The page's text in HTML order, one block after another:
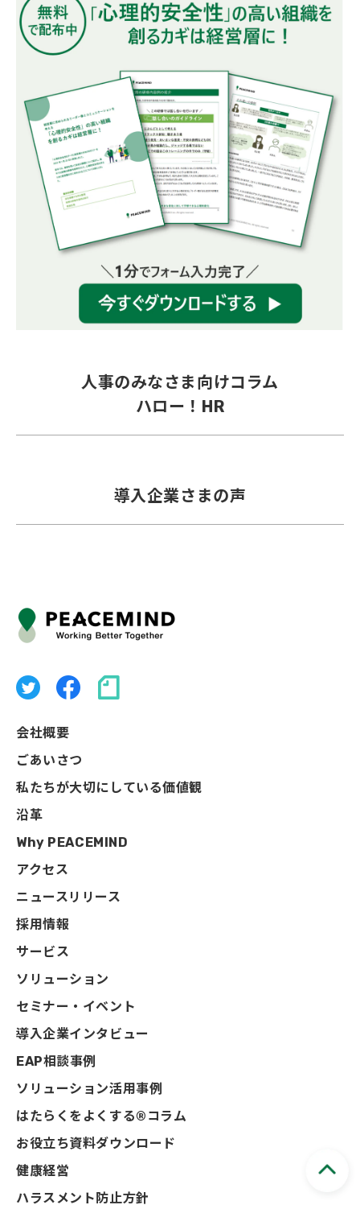
人事のみなさま向けコラム
ハロー！HR
導入企業さまの声
会社概要
ごあいさつ
私たちが大切にしている価値観
沿革
Why PEACEMIND
アクセス
ニュースリリース
採用情報
サービス
ソリューション
セミナー・イベント
導入企業インタビュー
EAP相談事例
ソリューション活用事例
はたらくをよくする®コラム
お役立ち資料ダウンロード
健康経営
ハラスメント防止方針